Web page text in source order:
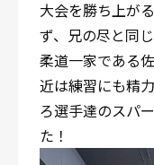
大会を勝ち上が
ず、兄の尽と同
柔道一家である
近は練習にも精
ろ選手達のスパ
た！